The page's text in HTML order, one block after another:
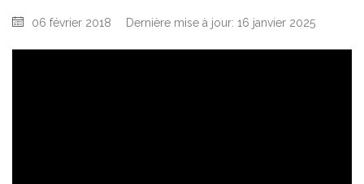
06 février 2018 Dernière mise à jour: 16 janvier 2025